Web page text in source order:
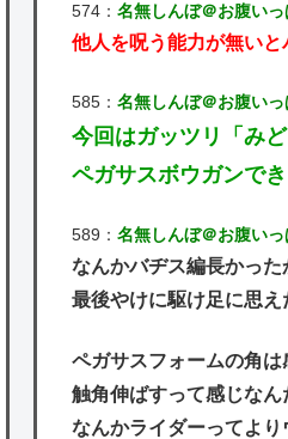
574： 名無しんぼ＠お腹い
他人を呪う能力が無い
585： 名無しんぼ＠お腹い
今回はガッツリ「み
ペガサスボウガンで
589： 名無しんぼ＠お腹い
なんかバヂス編長かった
最後やけに駆け足に思え
ペガサスフォームの角は
触角伸ばすって感じなん
なんかライダーってよ